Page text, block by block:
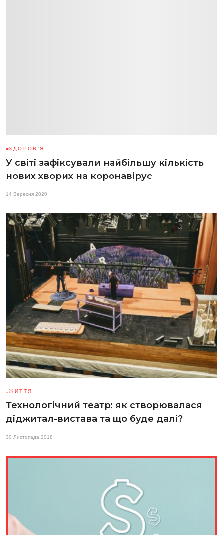
ЗДОРОВ'Я
У світі зафіксували найбільшу кількість
нових хворих на коронавірус
14 Вересня 2020
ЖИТТЯ
Технологічний театр: як створювалася
діджитал-вистава та що буде далі?
30 Листопада 2018